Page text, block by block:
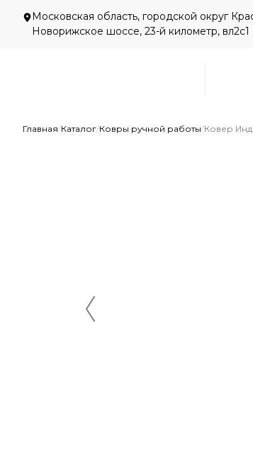
Московская область, городской округ
Новорижское шоссе, 23-й километр, вл2с1
Главная/Каталог/Ковры ручной работы/Ковер